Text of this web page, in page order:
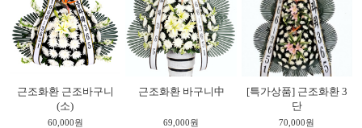
근조화환 근조바구니
(소)
60,000원
근조화환 바구니中
69,000원
[특가상품] 근조화환 3
단
70,000원